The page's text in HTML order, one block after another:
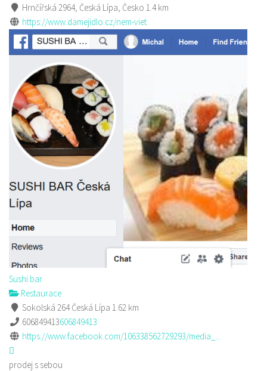
Hrnčířská 2964, Česká Lípa, Česko 1.4 km
https://www.damejidlo.cz/nem-viet
Sushi bar
Restaurace
Sokolská 264 Česká Lípa 1.62 km
606849413606849413
https://www.facebook.com/106338562729293/media_...
prodej s sebou